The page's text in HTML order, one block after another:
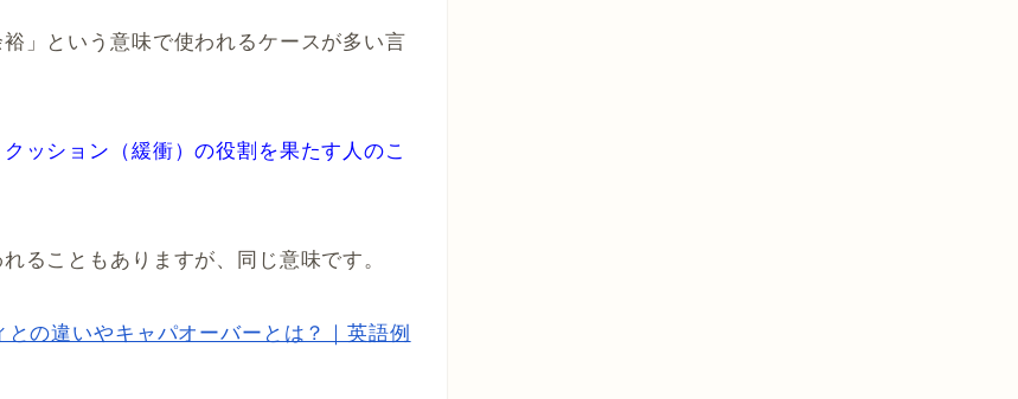
」という意味で使われるケースが多い言
ッション（緩衝）の役割を果たす人のこ
ることもありますが、同じ意味です。
の違いやキャパオーバーとは？｜英語例